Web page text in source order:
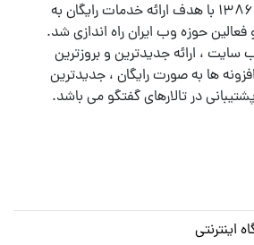
پرشین اسکریپت در سال ۱۳۸۶ با هدف ارائه خدمات رایگان به
فعالین حوزه وب ایران راه اندازی شد.
سایت ، ارائه جدیدترین و بروزترین
ها به صورت رایگان ، جدیدترین
در تالارهای گفتگو می باشد.
اینترنتی